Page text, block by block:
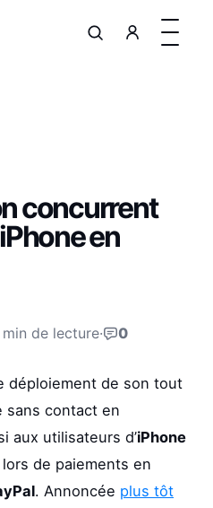
concurrent
en
de lecture· 0
déploiement de son tout
sans contact en
aux utilisateurs d’iPhone
lors de paiements en
. Annoncée plus tôt